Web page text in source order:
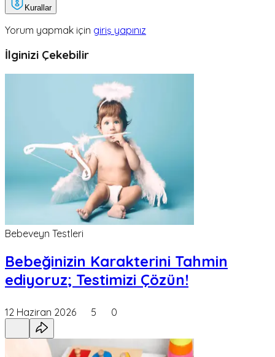
Kurallar
Yorum yapmak için giriş yapınız
İlginizi Çekebilir
Bebeveyn Testleri
Bebeğinizin Karakterini Tahmin
ediyoruz; Testimizi Çözün!
12 Haziran 2026 5 0